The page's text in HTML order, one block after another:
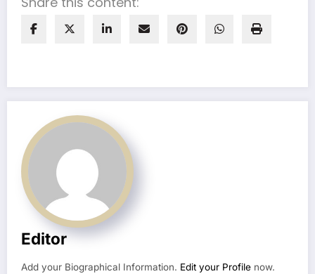
Editor
Add your Biographical Information. Edit your Profile now.